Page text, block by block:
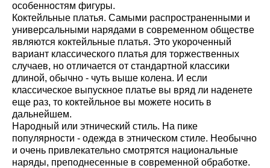
особенностям фигуры.
Коктейльные платья. Самыми распространенными и
универсальными нарядами в современном обществе
являются коктейльные платья. Это укороченный
вариант классического платья для торжественных
случаев, но отличается от стандартной классики
длиной, обычно - чуть выше колена. И если
классическое выпускное платье вы вряд ли наденете
еще раз, то коктейльное вы можете носить в
дальнейшем.
Народный или этнический стиль. На пике
популярности - одежда в этническом стиле. Необычно
и очень привлекательно смотрятся национальные
наряды, преподнесенные в современной обработке.